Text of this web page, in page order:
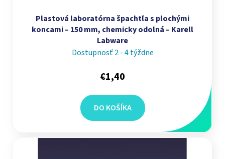
Plastová laboratórna špachtľa s plochými
koncami – 150 mm, chemicky odolná – Karell
Labware
Dostupnosť 2 - 4 týždne
€1,40
DO KOŠÍKA